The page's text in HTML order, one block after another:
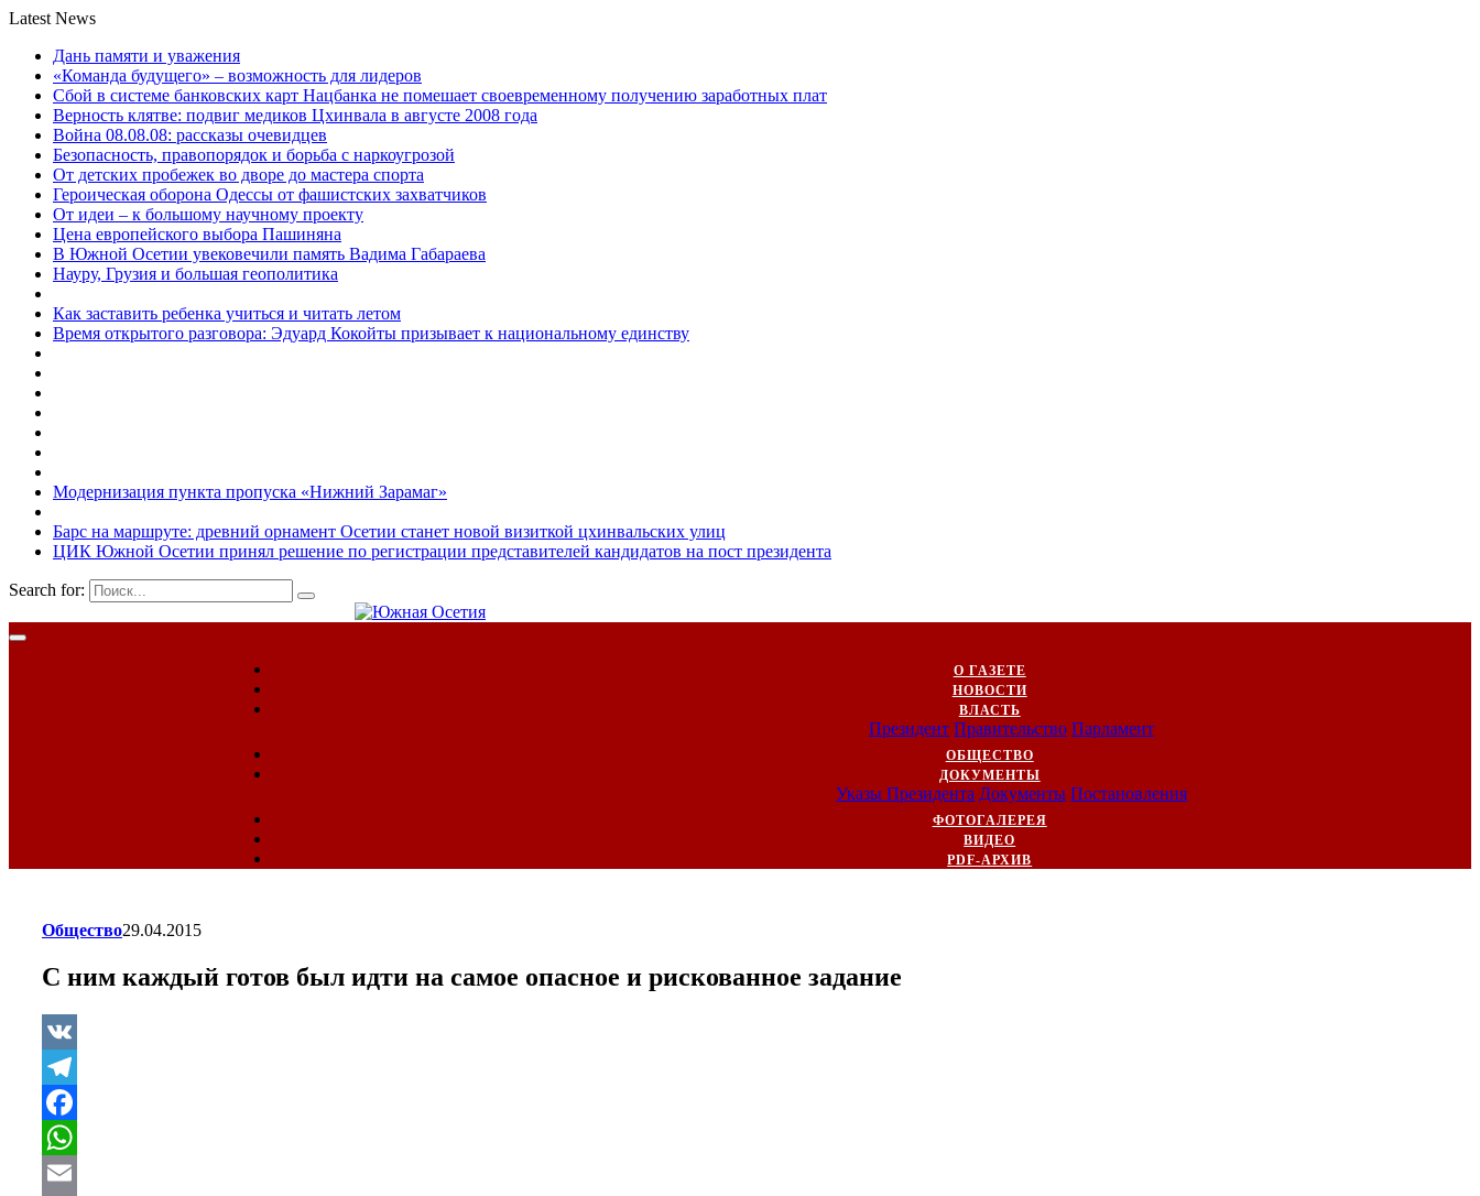
Latest News
Дань памяти и уважения
«Команда будущего» – возможность для лидеров
Сбой в системе банковских карт Нацбанка не помешает своевременному получению заработных плат
Верность клятве: подвиг медиков Цхинвала в августе 2008 года
Война 08.08.08: рассказы очевидцев
Безопасность, правопорядок и борьба с наркоугрозой
От детских пробежек во дворе до мастера спорта
Героическая оборона Одессы от фашистских захватчиков
От идеи – к большому научному проекту
Цена европейского выбора Пашиняна
В Южной Осетии увековечили память Вадима Габараева
Науру, Грузия и большая геополитика
Как заставить ребенка учиться и читать летом
Время открытого разговора: Эдуард Кокойты призывает к национальному единству
Модернизация пункта пропуска «Нижний Зарамаг»
Барс на маршруте: древний орнамент Осетии станет новой визиткой цхинвальских улиц
ЦИК Южной Осетии принял решение по регистрации представителей кандидатов на пост президента
Search for:
О ГАЗЕТЕ
НОВОСТИ
ВЛАСТЬ
Президент Правительство Парламент
ОБЩЕСТВО
ДОКУМЕНТЫ
Указы Президента Документы Постановления
ФОТОГАЛЕРЕЯ
ВИДЕО
PDF-АРХИВ
Общество29.04.2015
С ним каждый готов был идти на самое опасное и рискованное задание
VK
Telegram
Facebook
WhatsApp